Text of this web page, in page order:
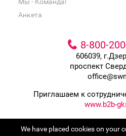
Мы - Команда!
Анкета
8-800-
606039,
проспект
Приглашаем к
www.b2b-
Сладкая
We have placed cookies on your